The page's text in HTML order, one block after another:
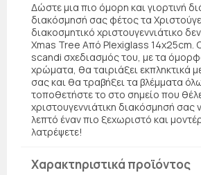
Δώστε μια πιο όμορη και γιορτινή
διακόσμησή σας φέτος τα
διακοσμητικό χριστουγεννιάτικο
Xmas Tree Από Plexiglass 14x25cm.
scandi σχεδιασμός του, με τα
χρώματα, θα ταιριάξει εκπληκτικά
σας και θα τραβήξει τα βλέμματα
τοποθετήστε το στο σημείο που
χριστουγεννιάτικη διακόσμησή σας
λεπτό έναν πιο ξεχωριστό και
λατρέψετε!
Χαρακτηριστικά προϊόντος